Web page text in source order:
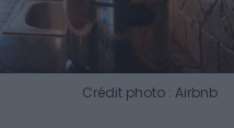
Crédit photo : Airbnb